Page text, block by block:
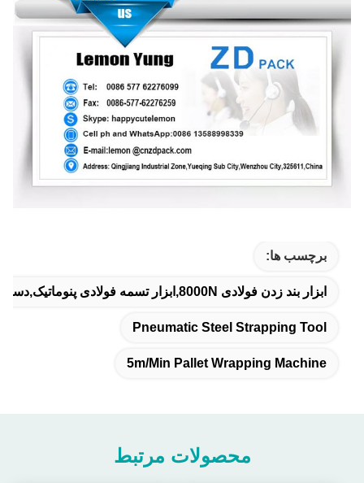
برچسب ها:
ابزار بند زدن فولادی 8000N,ابزار تسمه فولادی پنوماتیک,دستگاه بسته بندی پالت 5m/min
Pneumatic Steel Strapping Tool
5m/min Pallet Wrapping Machine
محصولات مرتبط